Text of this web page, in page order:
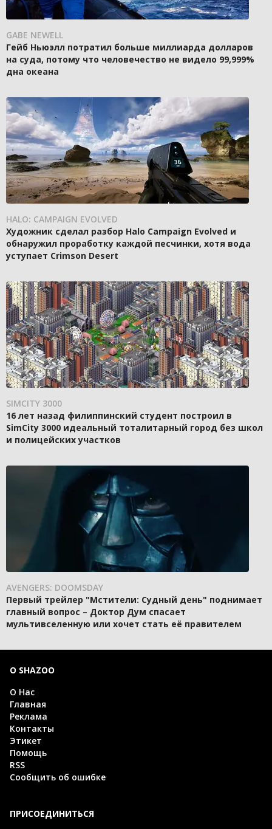
GABE NEWELL
Гейб Ньюэлл потратил больше миллиарда долларов
на суда, потому что человечество не видело 99,999%
дна океана
HALO: CAMPAIGN EVOLVED
Художник сделал разбор Halo Campaign Evolved и
обнаружил проработку каждой песчинки, хотя вода
уступает Crimson Desert
SIMCITY 3000
16 лет назад филиппинский студент построил в
SimCity 3000 идеальный тоталитарный город без школ
и полицейских участков
AVENGERS: DOOMSDAY
Первый трейлер "Мстители: Судный день" поднимает
главный вопрос – Доктор Дум спасает
мультивселенную или хочет стать её правителем
О SHAZOO
О Нас
Главная
Реклама
Контакты
Этикет
Помощь
RSS
Сообщить об ошибке
ПРИСОЕДИНИТЬСЯ